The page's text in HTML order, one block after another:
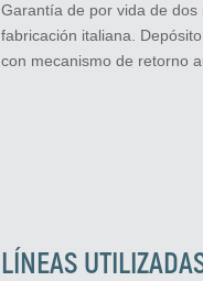
Garantía de por vida de
fabricación italiana.
con mecanismo de retorno
LÍNEAS